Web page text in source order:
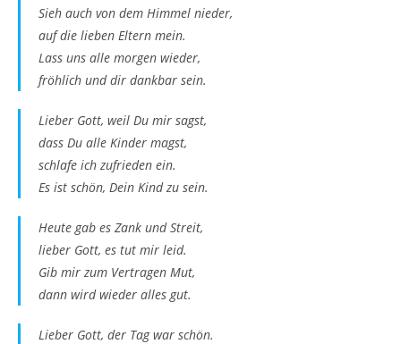
Sieh auch von dem Himmel nieder,
auf die lieben Eltern mein.
Lass uns alle morgen wieder,
fröhlich und dir dankbar sein.
Lieber Gott, weil Du mir sagst,
dass Du alle Kinder magst,
schlafe ich zufrieden ein.
Es ist schön, Dein Kind zu sein.
Heute gab es Zank und Streit,
lieber Gott, es tut mir leid.
Gib mir zum Vertragen Mut,
dann wird wieder alles gut.
Lieber Gott, der Tag war schön.